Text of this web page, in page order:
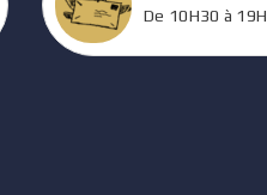
De 10H30 à 19H